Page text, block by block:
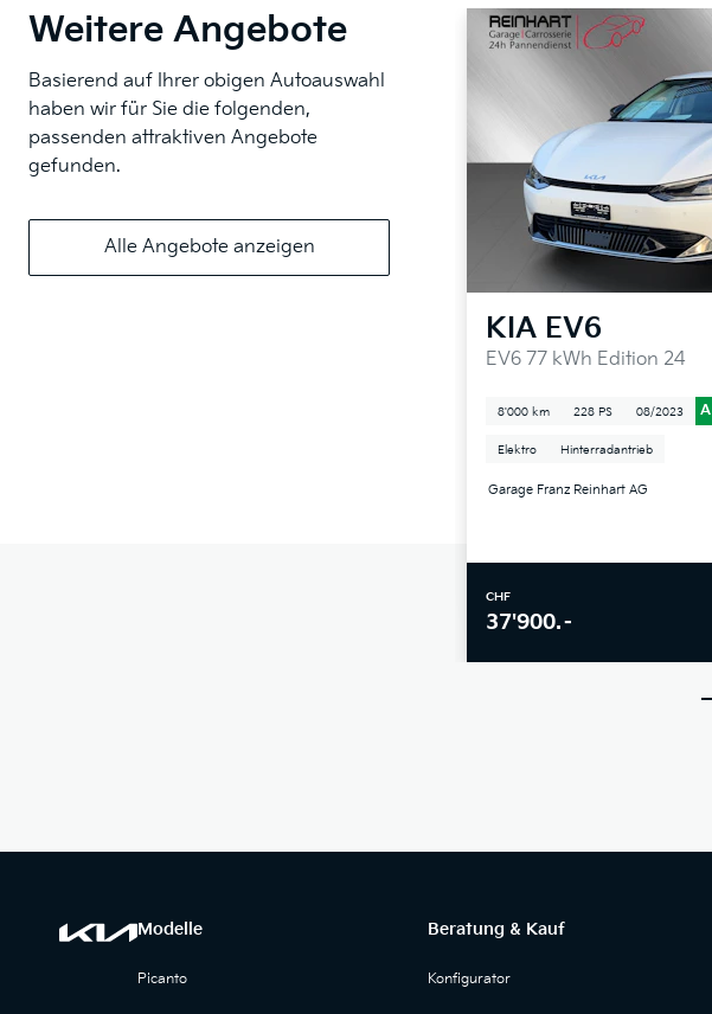
Weitere Angebote
Basierend auf Ihrer obigen Autoauswahl
haben wir für Sie die folgenden,
passenden attraktiven Angebote
gefunden.
Alle Angebote anzeigen
KIA EV6
EV6 77 kWh Edition 24
8'000 km 228 PS 08/2023 A
Elektro Hinterradantrieb
Garage Franz Reinhart AG
CHF
37'900.–
Modelle
Picanto
Beratung & Kauf
Konfigurator